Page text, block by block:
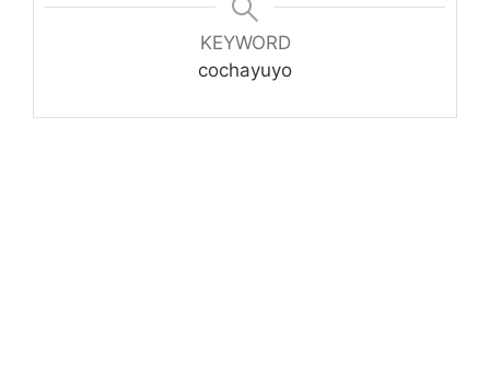
KEYWORD
cochayuyo